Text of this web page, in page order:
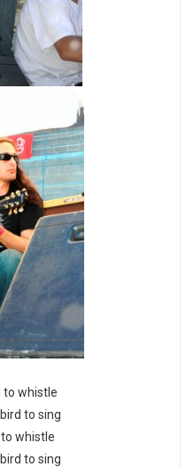
to whistle
to sing
to whistle
to sing